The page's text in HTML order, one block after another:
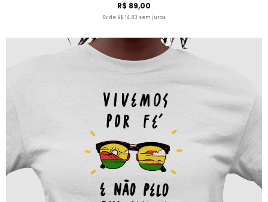
R$ 89,00
6x de R$ 14,83 sem juros